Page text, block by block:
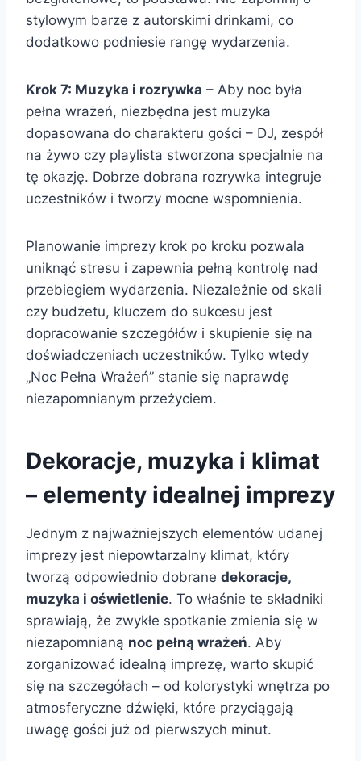
stylowym barze z autorskimi drinkami, co
dodatkowo podniesie rangę wydarzenia.
Krok 7: Muzyka i rozrywka – Aby noc była
pełna wrażeń, niezbędna jest muzyka
dopasowana do charakteru gości – DJ, zespół
na żywo czy playlista stworzona specjalnie na
tę okazję. Dobrze dobrana rozrywka integruje
uczestników i tworzy mocne wspomnienia.
Planowanie imprezy krok po kroku pozwala
uniknąć stresu i zapewnia pełną kontrolę nad
przebiegiem wydarzenia. Niezależnie od skali
czy budżetu, kluczem do sukcesu jest
dopracowanie szczegółów i skupienie się na
doświadczeniach uczestników. Tylko wtedy
„Noc Pełna Wrażeń” stanie się naprawdę
niezapomnianym przeżyciem.
Dekoracje, muzyka i klimat
– elementy idealnej imprezy
Jednym z najważniejszych elementów udanej
imprezy jest niepowtarzalny klimat, który
tworzą odpowiednio dobrane dekoracje,
muzyka i oświetlenie. To właśnie te składniki
sprawiają, że zwykłe spotkanie zmienia się w
niezapomnianą noc pełną wrażeń. Aby
zorganizować idealną imprezę, warto skupić
się na szczegółach – od kolorystyki wnętrza po
atmosferyczne dźwięki, które przyciągają
uwagę gości już od pierwszych minut.